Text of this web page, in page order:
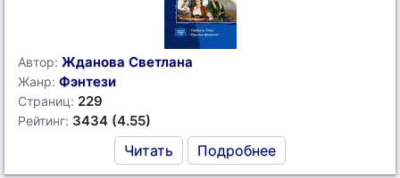
Автор: Жданова Светлана
Жанр: Фэнтези
Страниц: 229
Рейтинг: 3434 (4.55)
Читать Подробнее